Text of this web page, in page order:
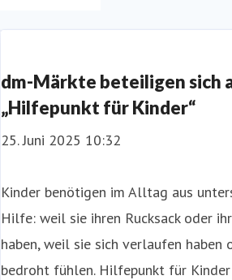
dm-Märkte beteiligen sich
„Hilfepunkt für Kinder“
25. Juni 2025 10:32
Kinder benötigen im Alltag aus
Hilfe: weil sie ihren Rucksack oder
haben, weil sie sich verlaufen haben
bedroht fühlen. Hilfepunkt für